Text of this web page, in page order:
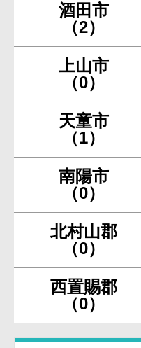
酒田市
（2）
上山市
（0）
天童市
（1）
南陽市
（0）
北村山郡
（0）
西置賜郡
（0）